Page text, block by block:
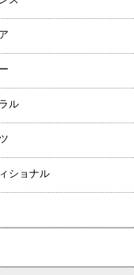
ル
ショナル